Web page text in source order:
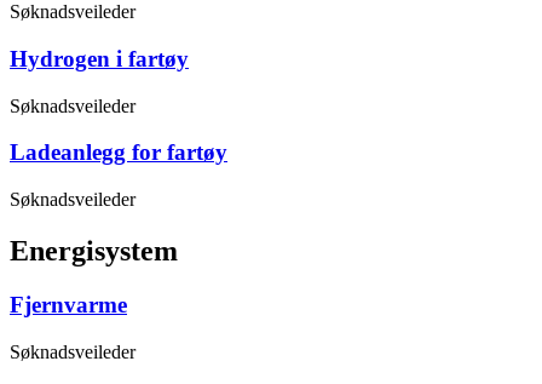
Søknadsveileder
Hydrogen i fartøy
Søknadsveileder
Ladeanlegg for fartøy
Søknadsveileder
Energisystem
Fjernvarme
Søknadsveileder